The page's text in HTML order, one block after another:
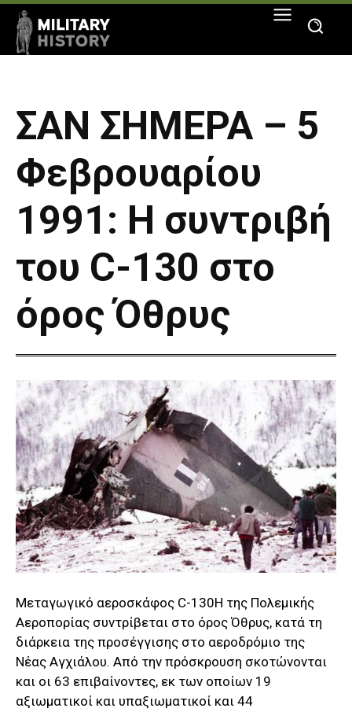
ΣΑΝ ΣΗΜΕΡΑ – 5
Φεβρουαρίου
1991: Η συντριβή
του C-130 στο
όρος Όθρυς
Μεταγωγικό αεροσκάφος C-130Η της Πολεμικής
Αεροπορίας συντρίβεται στο όρος Όθρυς, κατά τη
διάρκεια της προσέγγισης στο αεροδρόμιο της
Νέας Αγχιάλου. Από την πρόσκρουση σκοτώνονται
και οι 63 επιβαίνοντες, εκ των οποίων 19
αξιωματικοί και υπαξιωματικοί και 44